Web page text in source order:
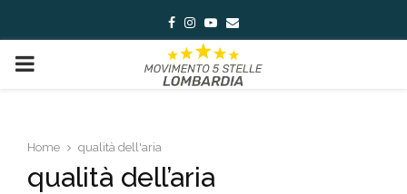
Facebook
Instagram
Youtube
Email
PRIMARY
Home qualità dell'aria
qualità dell’aria